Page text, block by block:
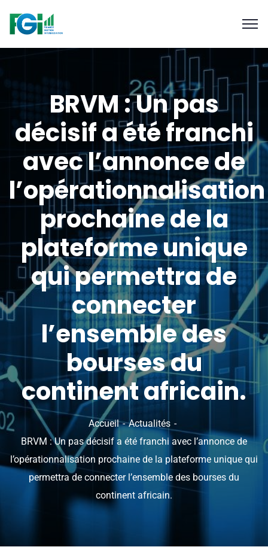
BRVM : Un pas
décisif a été franchi
avec l’annonce de
l’opérationnalisation
prochaine de la
plateforme unique
qui permettra de
connecter
l’ensemble des
bourses du
continent africain.
Accueil
Actualités
BRVM : Un pas décisif a été franchi avec l’annonce de
l’opérationnalisation prochaine de la plateforme unique qui
permettra de connecter l’ensemble des bourses du
continent africain.